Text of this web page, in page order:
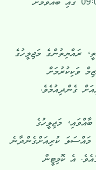
މަޖިލީހުގެ ޖަލްސާ މިއަދު ހެނދުނު 09:00 ގައި ބޭއްވުމަށް
ރައްޔިތުންގެ މަޖިލީހުގެ
ވަކިކުރުމަށް
ގެންދިއުމެވެ.
މަޖިލީހުގެ
މައްސަލަ ކުރިއަށްގެންދާނެ
އެ ކޮމިޓީން